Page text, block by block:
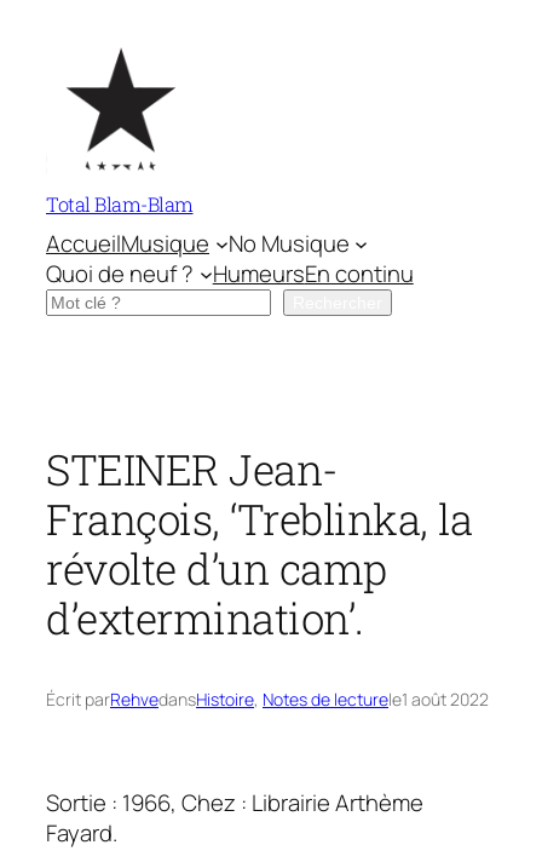
contenu
Total Blam-Blam
AccueilMusique
No Musique
Quoi de neuf ?
HumeursEn continu
Rechercher
STEINER Jean-
François, ‘Treblinka, la
révolte d’un camp
d’extermination’.
Écrit parRehvedansHistoire, Notes de lecturele1 août 2022
Sortie : 1966, Chez : Librairie Arthème
Fayard.